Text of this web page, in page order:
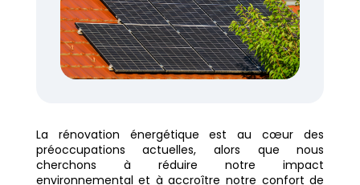
La rénovation énergétique est au cœur des
préoccupations actuelles, alors que nous
cherchons à réduire notre impact
environnemental et à accroître notre confort de